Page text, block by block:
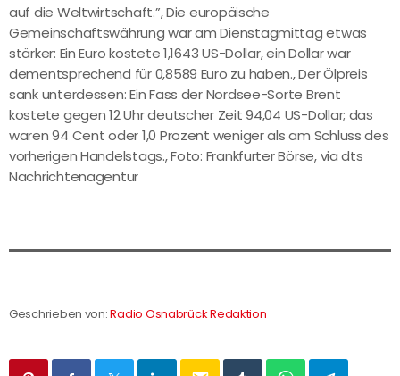
auf die Weltwirtschaft.”, Die europäische
Gemeinschaftswährung war am Dienstagmittag etwas
stärker: Ein Euro kostete 1,1643 US-Dollar, ein Dollar war
dementsprechend für 0,8589 Euro zu haben., Der Ölpreis
sank unterdessen: Ein Fass der Nordsee-Sorte Brent
kostete gegen 12 Uhr deutscher Zeit 94,04 US-Dollar; das
waren 94 Cent oder 1,0 Prozent weniger als am Schluss des
vorherigen Handelstags., Foto: Frankfurter Börse, via dts
Nachrichtenagentur
Geschrieben von:Radio Osnabrück Redaktion